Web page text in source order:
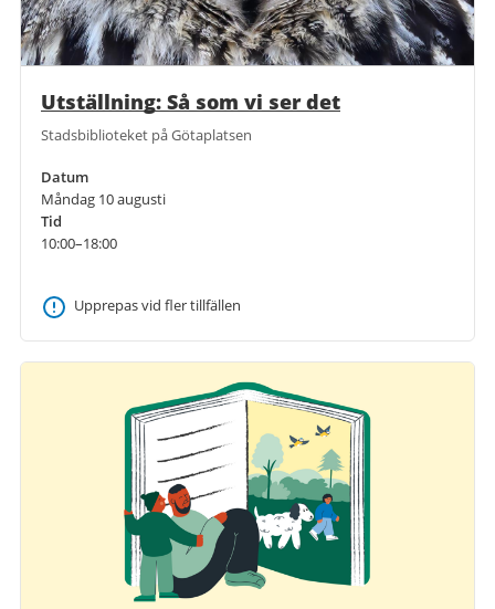
Utställning: Så som vi ser det
Stadsbiblioteket på Götaplatsen
Datum
Måndag 10 augusti
Tid
10:00–18:00
Upprepas vid fler tillfällen